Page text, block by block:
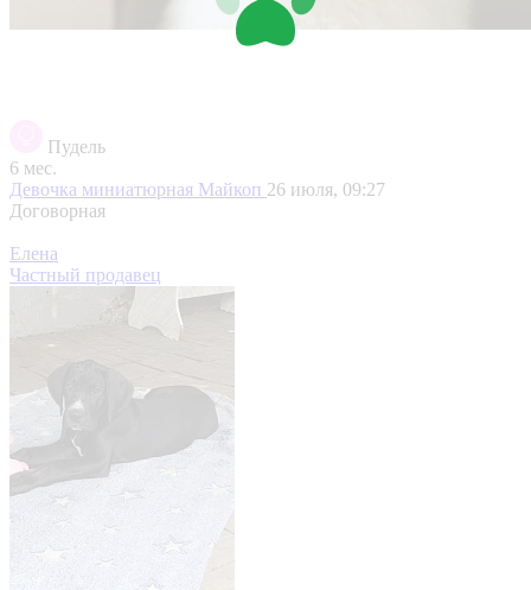
Пудель
6 мес.
Девочка миниатюрная Майкоп 26 июля, 09:27
Договорная
Елена
Частный продавец